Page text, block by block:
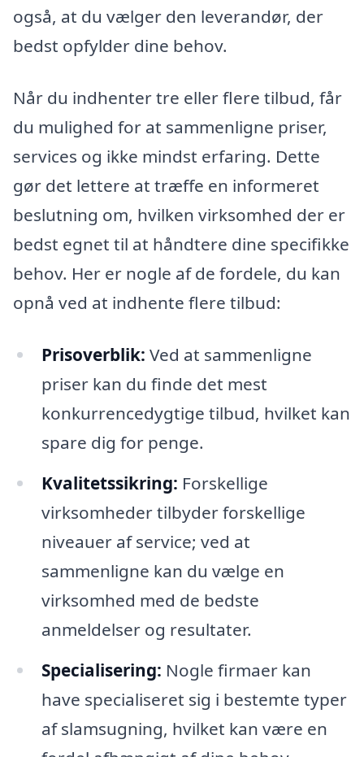
også, at du vælger den leverandør, der
bedst opfylder dine behov.
Når du indhenter tre eller flere tilbud, får
du mulighed for at sammenligne priser,
services og ikke mindst erfaring. Dette
gør det lettere at træffe en informeret
beslutning om, hvilken virksomhed der er
bedst egnet til at håndtere dine specifikke
behov. Her er nogle af de fordele, du kan
opnå ved at indhente flere tilbud:
Prisoverblik: Ved at sammenligne
priser kan du finde det mest
konkurrencedygtige tilbud, hvilket kan
spare dig for penge.
Kvalitetssikring: Forskellige
virksomheder tilbyder forskellige
niveauer af service; ved at
sammenligne kan du vælge en
virksomhed med de bedste
anmeldelser og resultater.
Specialisering: Nogle firmaer kan
have specialiseret sig i bestemte typer
af slamsugning, hvilket kan være en